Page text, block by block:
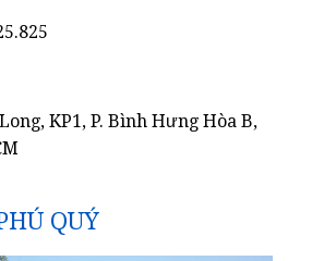
KP1, P. Bình Hưng Hòa B,
QUÝ